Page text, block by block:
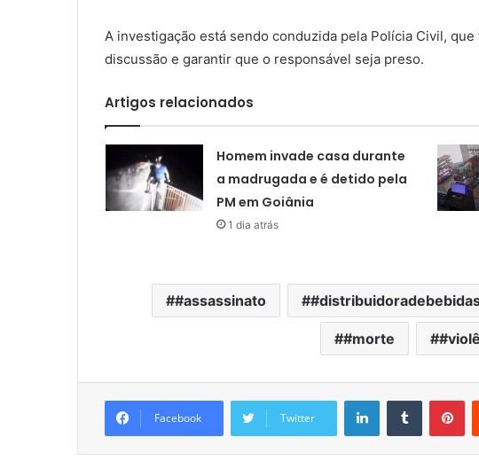
A investigação está sendo conduzida pela Polícia Civil,
discussão e garantir que o responsável seja preso.
Artigos relacionados
Homem invade casa durante
a madrugada e é detido pela
PM em Goiânia
1 dia atrás
#assassinato
#morte
Facebook Twitter
LinkedinTumblr